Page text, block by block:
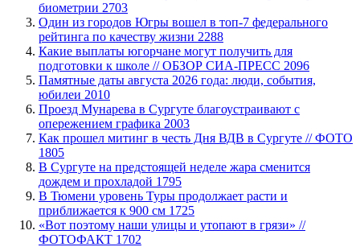
биометрии 2703
Один из городов Югры вошел в топ-7 федерального
рейтинга по качеству жизни 2288
Какие выплаты югорчане могут получить для
подготовки к школе // ОБЗОР СИА-ПРЕСС 2096
​Памятные даты августа 2026 года: люди, события,
юбилеи 2010
​Проезд Мунарева в Сургуте благоустраивают с
опережением графика 2003
Как прошел митинг в честь Дня ВДВ в Сургуте // ФОТО
1805
В Сургуте на предстоящей неделе жара сменится
дождем и прохладой 1795
В Тюмени уровень Туры продолжает расти и
приближается к 900 см 1725
«Вот поэтому наши улицы и утопают в грязи» //
ФОТОФАКТ 1702